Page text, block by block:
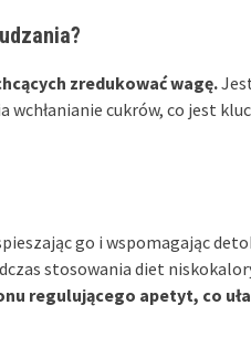
zredukować wagę.
wchłanianie cukrów, co jest
go i wspomagając
stosowania diet
regulującego apetyt, co